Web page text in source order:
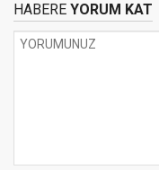
HABERE YORUM KAT